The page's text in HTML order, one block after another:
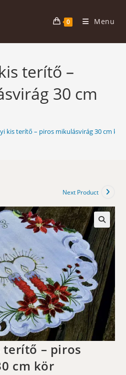
0 Menu
terítő –
30 cm
kis terítő – piros mikulásvirág 30 cm kör
Next Product
🔍
terítő – piros
cm kör